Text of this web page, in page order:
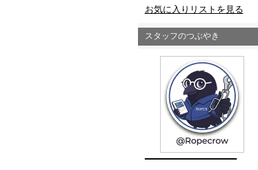
お気に入りリストを見る
スタッフのつぶやき
━━━━━━━━━━━━━━━━━━━